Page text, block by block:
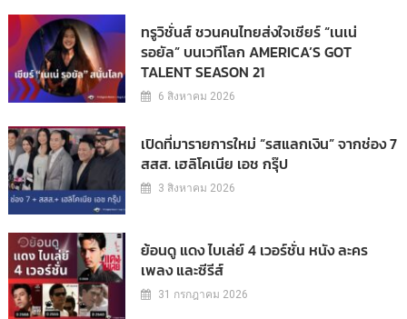
ทรูวิชั่นส์ ชวนคนไทยส่งใจเชียร์ “เนเน่
รอยัล” บนเวทีโลก AMERICA’S GOT
TALENT SEASON 21
6 สิงหาคม 2026
เปิดที่มารายการใหม่ “รสแลกเงิน” จากช่อง 7
สสส. เฮลิโคเนีย เอช กรุ๊ป
3 สิงหาคม 2026
ย้อนดู แดง ไบเล่ย์ 4 เวอร์ชั่น หนัง ละคร
เพลง และซีรีส์
31 กรกฎาคม 2026